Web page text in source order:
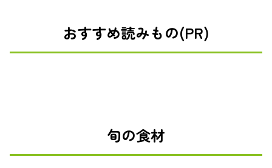
おすすめ読みもの(PR)
旬の食材